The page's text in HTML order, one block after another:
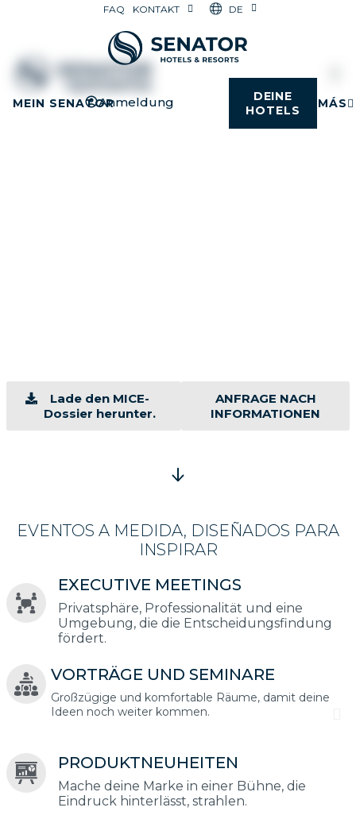
FAQ KONTAKT DE
MEIN SENATORAnmeldung
DEINE
HOTELS
MÁS
Lade den MICE-
Dossier herunter.
ANFRAGE NACH
INFORMATIONEN
EVENTOS A MEDIDA, DISEÑADOS PARA
INSPIRAR
EXECUTIVE MEETINGS
Privatsphäre, Professionalität und eine
Umgebung, die die Entscheidungsfindung
fördert.
VORTRÄGE UND SEMINARE
Großzügige und komfortable Räume, damit deine
Ideen noch weiter kommen.
PRODUKTNEUHEITEN
Mache deine Marke in einer Bühne, die
Eindruck hinterlässt, strahlen.